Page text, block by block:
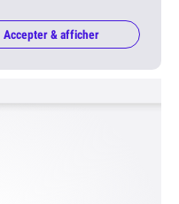
Accepter & afficher